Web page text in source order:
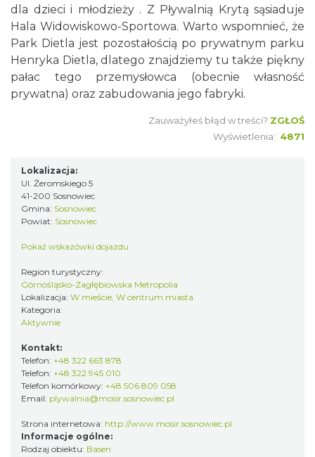
dla dzieci i młodzieży . Z Pływalnią Krytą sąsiaduje
Hala Widowiskowo-Sportowa. Warto wspomnieć, że
Park Dietla jest pozostałością po prywatnym parku
Henryka Dietla, dlatego znajdziemy tu także piękny
pałac tego przemysłowca (obecnie własność
prywatna) oraz zabudowania jego fabryki.
Zauważyłeś błąd w treści? ZGŁOŚ
Wyświetlenia: 4871
Lokalizacja:
Ul. Żeromskiego 5
41-200 Sosnowiec
Gmina: Sosnowiec
Powiat: Sosnowiec
Pokaż wskazówki dojazdu
Region turystyczny:
Górnośląsko-Zagłębiowska Metropolia
Lokalizacja: W mieście, W centrum miasta
Kategoria:
Aktywnie
Kontakt:
Telefon: +48 322 663 878
Telefon: +48 322 945 010
Telefon komórkowy: +48 506 809 058
Email: plywalnia@mosir.sosnowiec.pl
Strona internetowa: http://www.mosir.sosnowiec.pl
Informacje ogólne:
Rodzaj obiektu: Basen